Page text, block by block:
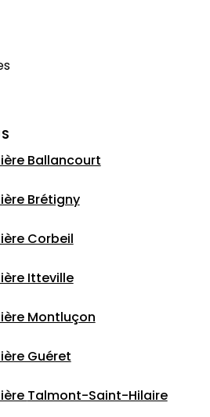
Ballancourt
Brétigny
Corbeil
Itteville
Montluçon
Guéret
Talmont-Saint-Hilaire